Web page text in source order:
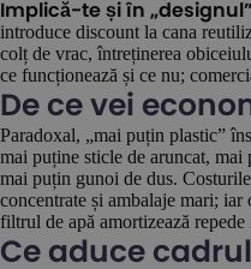
Implică-te și în
introduce discount la cana
colț de vrac, întreținerea
ce funcționează și ce nu;
De ce vei
Paradoxal, „mai puțin plastic”
mai puține sticle de aruncat, mai
mai puțin gunoi de dus.
concentrate și ambalaje mari;
filtrul de apă amortizează
Ce aduce